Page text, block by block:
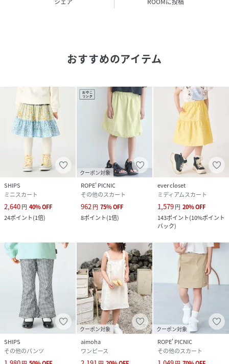
様々なライフスタイルに寄り添い、自分らしさを表現できる
イエロー：115cm着用サイズ：110
性別タイプ
原産国
素材 ポリエステル90%、コットン10%
サイズ 100、110、120、130、140
品番
KZ3896_233210003
233210003-55-04 KZ3896
おすすめのアイテム
SHIPS
ミニスカート
2,640円 40%OFF
24ポイント(1倍)
クーポン対象
ROPE' PICNIC
その他のスカート
962円 75%OFF
8ポイント(1倍)
ever closet
ミディアムスカート
1,579円 20%OFF
143ポイント(10%ポイント
バック)
SHIPS
その他のパンツ
クーポン対象
aimoha
ワンピース
クーポン対象
ROPE' PICNIC
その他のスカート